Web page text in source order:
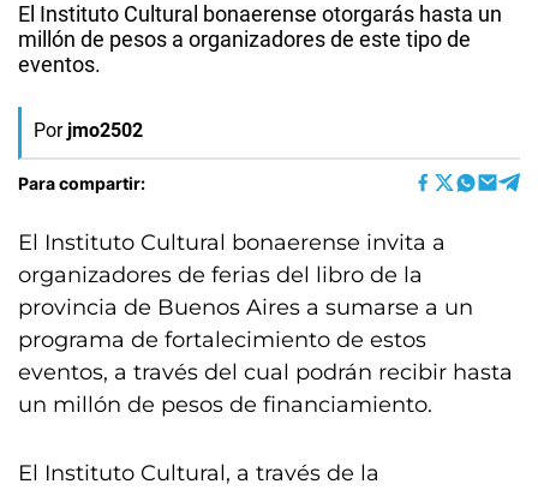
El Instituto Cultural bonaerense otorgarás hasta un
millón de pesos a organizadores de este tipo de
eventos.
Por jmo2502
Para compartir:
El Instituto Cultural bonaerense invita a
organizadores de ferias del libro de la
provincia de Buenos Aires a sumarse a un
programa de fortalecimiento de estos
eventos, a través del cual podrán recibir hasta
un millón de pesos de financiamiento.
El Instituto Cultural, a través de la